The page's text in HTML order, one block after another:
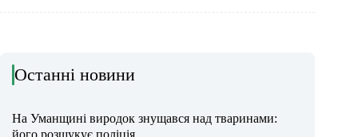
Останні новини
На Уманщині виродок знущався над тваринами:
його розшукує поліція